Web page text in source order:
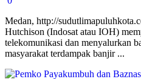
Medan, http://
Hutchison (Indosat atau IOH)
telekomunikasi dan menyalurkan
masyarakat terdampak banjir ...